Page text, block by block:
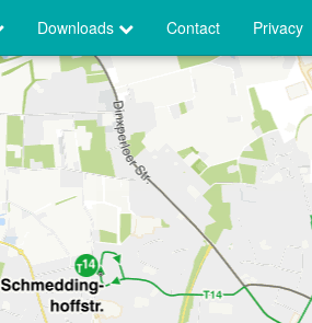
Downloads Contact Privacy